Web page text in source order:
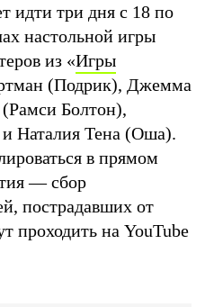
идти три дня с 18 по
настольной игры
из «Игры
(Подрик), Джемма
Болтон),
Наталия Тена (Оша).
в прямом
— сбор
пострадавших от
проходить на YouTube